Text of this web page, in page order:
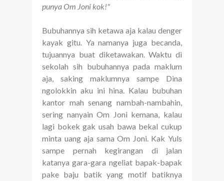
punya Om Joni kok!"
Bubuhannya sih ketawa aja kalau denger
kayak gitu. Ya namanya juga becanda,
tujuannya buat diketawakan. Waktu di
sekolah sih bubuhannya pada maklum
aja, saking maklumnya sampe Dina
ngolokkin aku ini hina. Kalau bubuhan
kantor mah senang nambah-nambahin,
sering nanyain Om Joni kemana, kalau
lagi bokek gak usah bawa bekal cukup
minta uang aja sama Om Joni. Kak Yuls
sampe pernah kegirangan di jalan
katanya gara-gara ngeliat bapak-bapak
pake baju batik yang motif batiknya